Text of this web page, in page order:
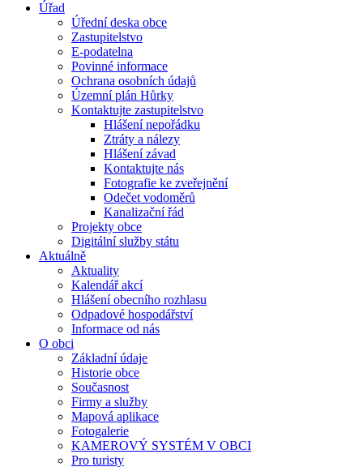
Úřad
Úřední deska obce
Zastupitelstvo
E-podatelna
Povinné informace
Ochrana osobních údajů
Územní plán Hůrky
Kontaktujte zastupitelstvo
Hlášení nepořádku
Ztráty a nálezy
Hlášení závad
Kontaktujte nás
Fotografie ke zveřejnění
Odečet vodoměrů
Kanalizační řád
Projekty obce
Digitální služby státu
Aktuálně
Aktuality
Kalendář akcí
Hlášení obecního rozhlasu
Odpadové hospodářství
Informace od nás
O obci
Základní údaje
Historie obce
Současnost
Firmy a služby
Mapová aplikace
Fotogalerie
KAMEROVÝ SYSTÉM V OBCI
Pro turisty